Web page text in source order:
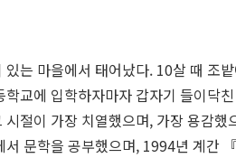
있는 마을에서 태어났다. 10살 때 조
교에 입학하자마자 갑자기 들이닥
절이 가장 치열했으며, 가장 용감
서 문학을 공부했으며, 1994년 계간